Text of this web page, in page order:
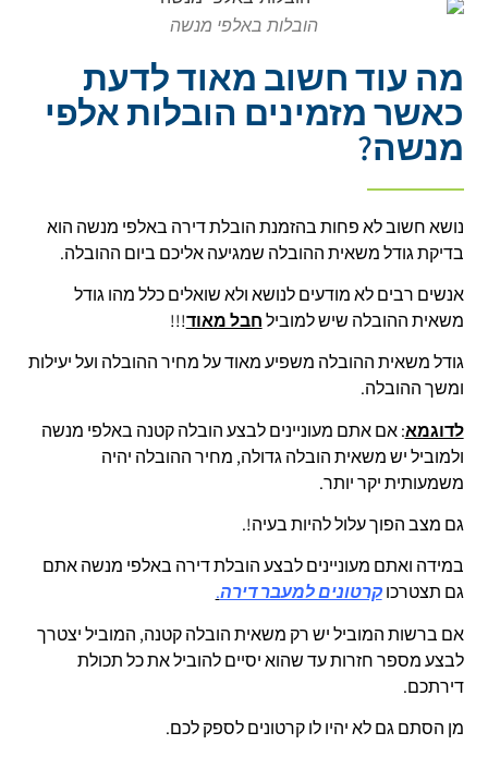
הובלות באלפי מנשה
מה עוד חשוב מאוד לדעת
כאשר מזמינים הובלות אלפי
מנשה?
נושא חשוב לא פחות בהזמנת הובלת דירה באלפי מנשה הוא
בדיקת גודל משאית ההובלה שמגיעה אליכם ביום ההובלה.
אנשים רבים לא מודעים לנושא ולא שואלים כלל מהו גודל
משאית ההובלה שיש למובילחבל מאוד!!!
גודל משאית ההובלה משפיע מאוד על מחיר ההובלה ועל יעילות
ומשך ההובלה.
לדוגמא: אם אתם מעוניינים לבצע הובלה קטנה באלפי מנשה
ולמוביל יש משאית הובלה גדולה, מחיר ההובלה יהיה
משמעותית יקר יותר.
גם מצב הפוך עלול להיות בעיה!.
במידה ואתם מעוניינים לבצע הובלת דירה באלפי מנשה אתם
גם תצטרכוקרטונים למעבר דירה.
אם ברשות המוביל יש רק משאית הובלה קטנה, המוביל יצטרך
לבצע מספר חזרות עד שהוא יסיים להוביל את כל תכולת
דירתכם.
מן הסתם גם לא יהיו לו קרטונים לספק לכם.